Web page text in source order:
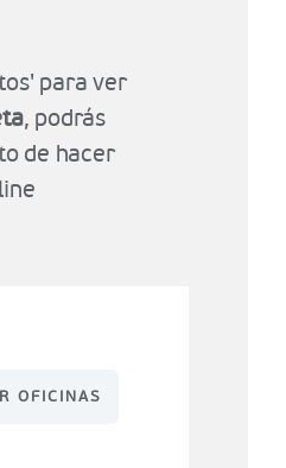
para ver
, podrás
de hacer
OFICINAS